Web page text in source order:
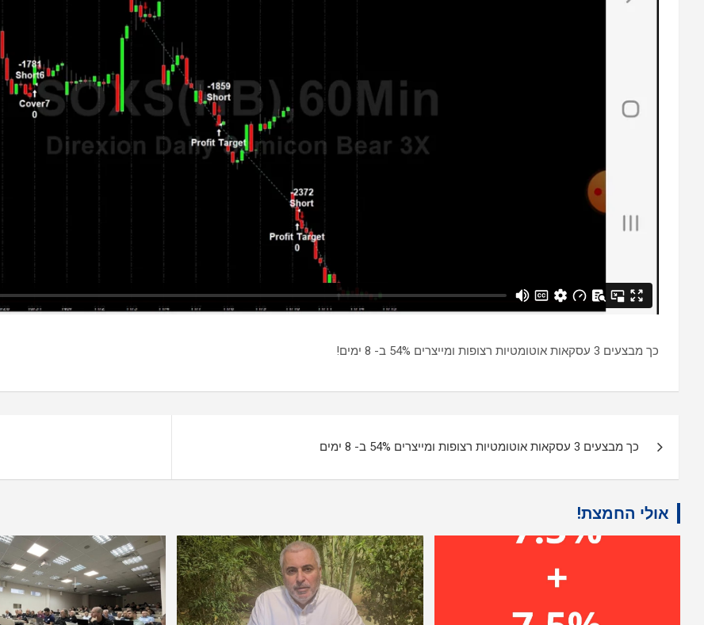
כך מבצעים 3 עסקאות אוטומטיות רצופות ומייצרים 54% ב- 8 ימים!
כך מבצעים 3 עסקאות אוטומטיות רצופות ומייצרים 54% ב- 8 ימים
אולי החמצת!